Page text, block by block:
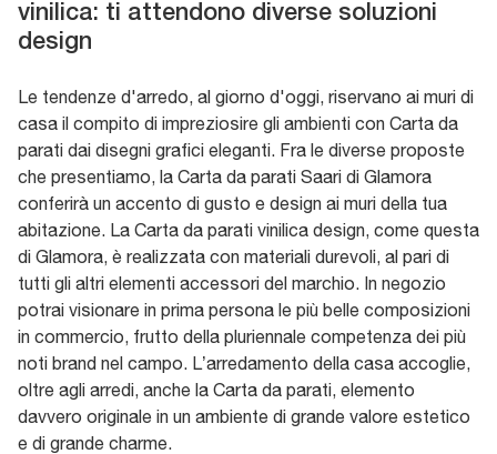
vinilica: ti attendono diverse soluzioni
design
Le tendenze d'arredo, al giorno d'oggi, riservano ai muri di
casa il compito di impreziosire gli ambienti con Carta da
parati dai disegni grafici eleganti. Fra le diverse proposte
che presentiamo, la Carta da parati Saari di Glamora
conferirà un accento di gusto e design ai muri della tua
abitazione. La Carta da parati vinilica design, come questa
di Glamora, è realizzata con materiali durevoli, al pari di
tutti gli altri elementi accessori del marchio. In negozio
potrai visionare in prima persona le più belle composizioni
in commercio, frutto della pluriennale competenza dei più
noti brand nel campo. L’arredamento della casa accoglie,
oltre agli arredi, anche la Carta da parati, elemento
davvero originale in un ambiente di grande valore estetico
e di grande charme.